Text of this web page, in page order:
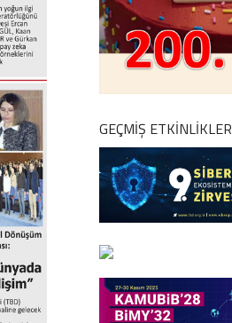
GEÇMİŞ ETKİNLİKLER